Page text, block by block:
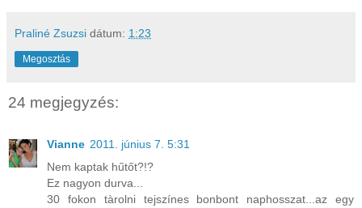
Praliné Zsuzsi dátum: 1:23
Megosztás
24 megjegyzés:
Vianne 2011. június 7. 5:31
Nem kaptak hűtőt?!?
Ez nagyon durva...
30 fokon tàrolni tejszínes bonbont naphosszat...az egy